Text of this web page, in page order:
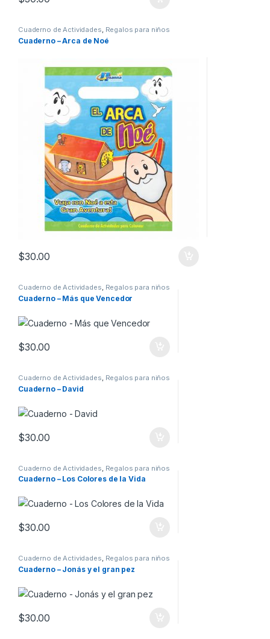
Cuaderno de Actividades, Regalos para niños
Cuaderno – Arca de Noé
$30.00
Cuaderno de Actividades, Regalos para niños
Cuaderno – Más que Vencedor
$30.00
Cuaderno de Actividades, Regalos para niños
Cuaderno – David
$30.00
Cuaderno de Actividades Regalos para niños
Cuaderno – Los Colores de la Vida
$30.00
Cuaderno de Actividades, Regalos para niños
Cuaderno – Jonás y el gran pez
$30.00